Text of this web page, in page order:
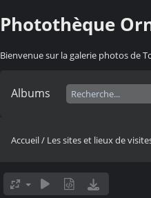
Photothèque
Bienvenue sur la galerie photos de
Albums
Accueil/ Les sites et lieux de